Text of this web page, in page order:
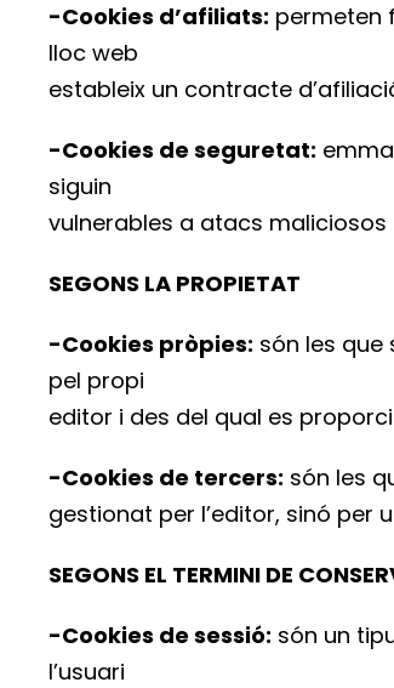
-Cookies d’afiliats: permeten
lloc web
estableix un contracte
-Cookies de seguretat:
siguin
vulnerables a atacs maliciosos
SEGONS LA PROPIETAT
-Cookies pròpies: són les que
pel propi
editor i des del qual es
-Cookies de tercers: són les
gestionat per l’editor, sinó
SEGONS EL TERMINI DE
-Cookies de sessió: són un
l’usuari